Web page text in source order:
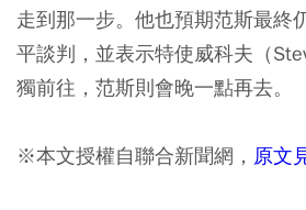
走到那一步。他也預期范斯最終
平談判，並表示特使威科夫（
獨前往，范斯則會晚一點再去。
※本文授權自聯合新聞網， 原文